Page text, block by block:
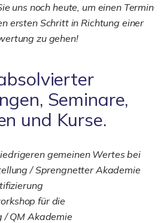
uns noch heute, um einen Termin
ersten Schritt in Richtung einer
zu gehen!
Seminare,
und Kurse.
gemeinen Wertes bei
/ Sprengnetter Akademie
für die
/ QM Akademie